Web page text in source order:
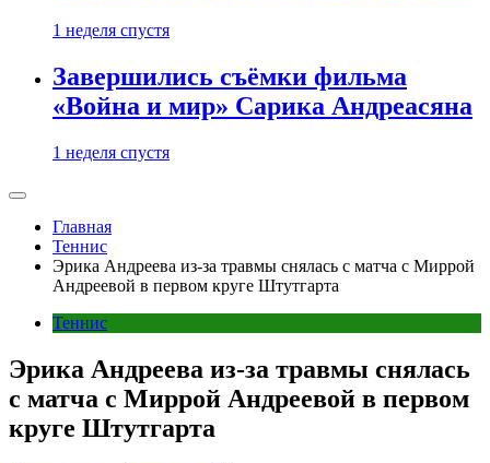
1 неделя спустя
Завершились съёмки фильма
«Война и мир» Сарика Андреасяна
1 неделя спустя
Главная
Теннис
Эрика Андреева из-за травмы снялась с матча с Миррой
Андреевой в первом круге Штутгарта
Теннис
Эрика Андреева из-за травмы снялась
с матча с Миррой Андреевой в первом
круге Штутгарта